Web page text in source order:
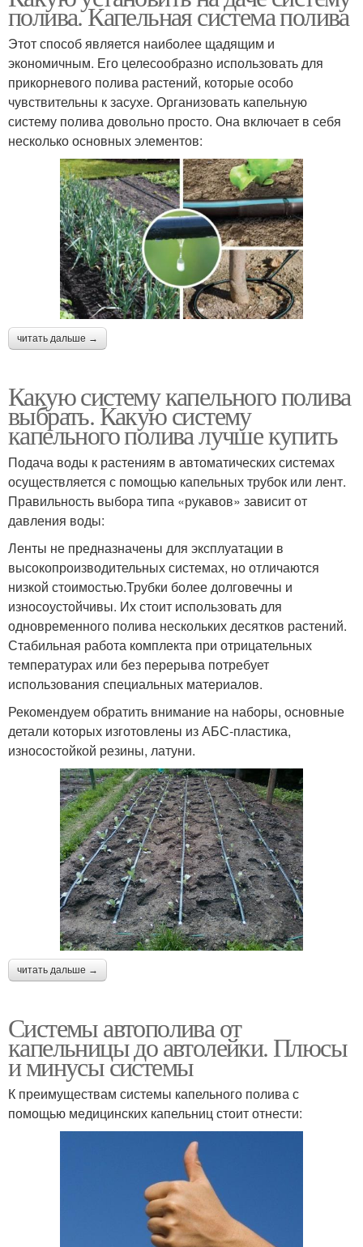
полива. Капельная система полива
Этот способ является наиболее щадящим и
экономичным. Его целесообразно использовать для
прикорневого полива растений, которые особо
чувствительны к засухе. Организовать капельную
систему полива довольно просто. Она включает в себя
несколько основных элементов:
читать дальше →
Какую систему капельного полива
выбрать. Какую систему
капельного полива лучше купить
Подача воды к растениям в автоматических системах
осуществляется с помощью капельных трубок или лент.
Правильность выбора типа «рукавов» зависит от
давления воды:
Ленты не предназначены для эксплуатации в
высокопроизводительных системах, но отличаются
низкой стоимостью.Трубки более долговечны и
износоустойчивы. Их стоит использовать для
одновременного полива нескольких десятков растений.
Стабильная работа комплекта при отрицательных
температурах или без перерыва потребует
использования специальных материалов.
Рекомендуем обратить внимание на наборы, основные
детали которых изготовлены из АБС-пластика,
износостойкой резины, латуни.
читать дальше →
Системы автополива от
капельницы до автолейки. Плюсы
и минусы системы
К преимуществам системы капельного полива с
помощью медицинских капельниц стоит отнести: